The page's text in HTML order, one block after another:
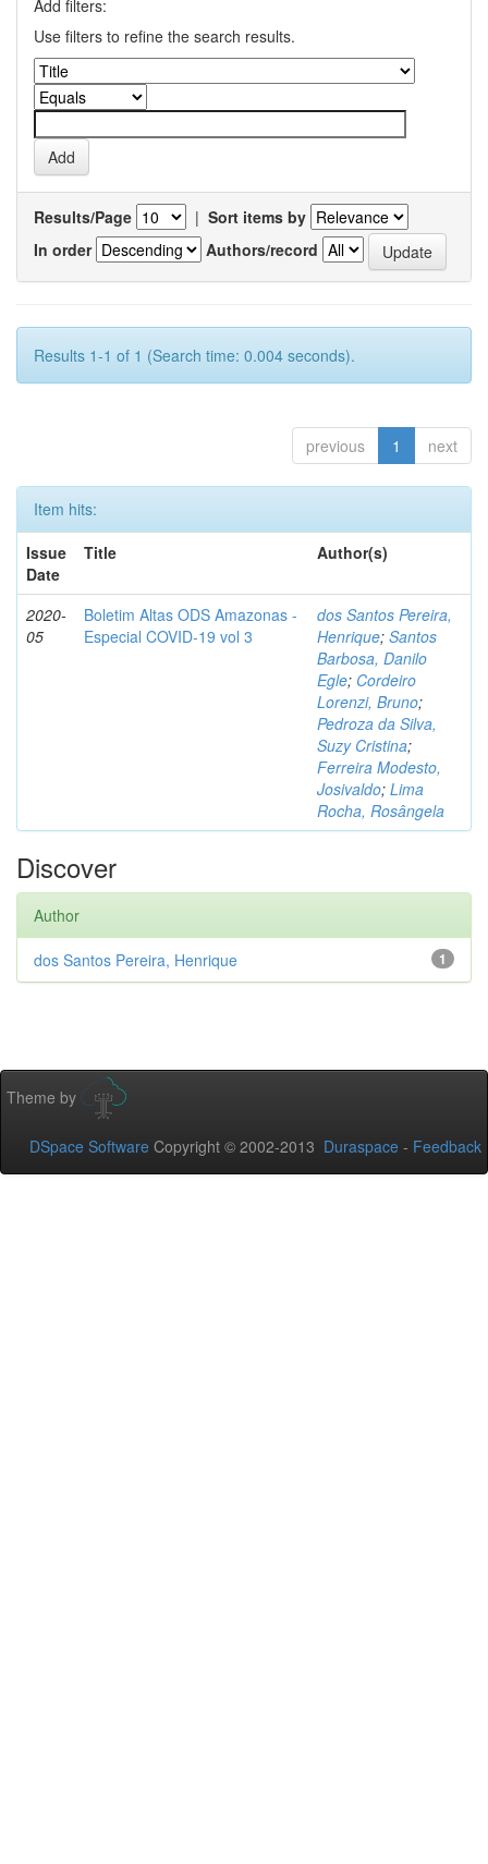
Add filters:
Use filters to refine the search results.
Results/Page | Sort items by
In order
Authors/record
Results 1-1 of 1 (Search time: 0.004 seconds).
previous 1 next
Item hits:
Issue
Date
Title Author(s)
2020-
05
Boletim Altas ODS Amazonas -
Especial COVID-19 vol 3
dos Santos Pereira,
Henrique; Santos
Barbosa, Danilo
Egle; Cordeiro
Lorenzi, Bruno;
Pedroza da Silva,
Suzy Cristina;
Ferreira Modesto,
Josivaldo; Lima
Rocha, Rosângela
Discover
Author
1
dos Santos Pereira, Henrique
Theme by
DSpace Software Copyright © 2002-2013 Duraspace - Feedback